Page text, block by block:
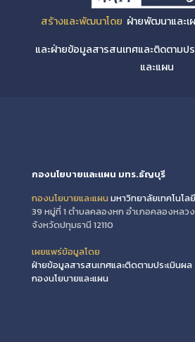
สร้างและพัฒนาโดย ฝ่ายพัฒนาและเ
และฝ่ายข้อมูลสารสนเทศและติดตามป
และแผน
กองนโยบายและแผน มทร.ธัญบุรี
กองนโยบายและแผน มหาวิทยาลัยเทคโนโ
39 หมู่ที่ 1 ตำบลคลองหก อำเภอคลองหลวง
จังหวัดปทุมธานี 12110
เผยแพร่ข้อมูลโดย
ฝ่ายข้อมูลสารสนเทศและติดตามประเมินผล
กองนโยบายและแผน